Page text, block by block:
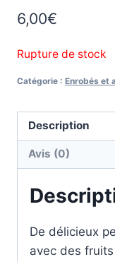
6,00€
Rupture de stock
Catégorie : Enrobés et
Description
Avis (0)
De délicieux
avec des